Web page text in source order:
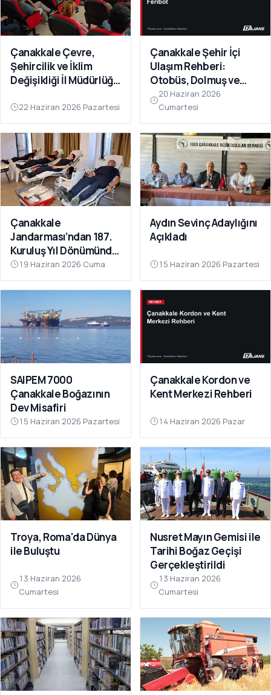
Çanakkale Çevre,
Şehircilik ve İklim
Değişikliği İl Müdürlüğü
Verildi
22 Haziran 2026 Pazartesi
Çanakkale Şehir İçi
Ulaşım Rehberi:
Otobüs, Dolmuş ve
Feribot
20 Haziran 2026
Cumartesi
Çanakkale
Jandarması’ndan 187.
Kuruluş Yıl Dönümünde
Anlamlı Kan Bağışı
19 Haziran 2026 Cuma
Aydın Sevinç Adaylığını
Açıkladı
15 Haziran 2026 Pazartesi
SAIPEM 7000
Çanakkale Boğazının
Dev Misafiri
15 Haziran 2026 Pazartesi
Çanakkale Kordon ve
Kent Merkezi Rehberi
14 Haziran 2026 Pazar
Troya, Roma'da Dünya
ile Buluştu
13 Haziran 2026
Cumartesi
Nusret Mayın Gemisi ile
Tarihi Boğaz Geçişi
Gerçekleştirildi
13 Haziran 2026
Cumartesi